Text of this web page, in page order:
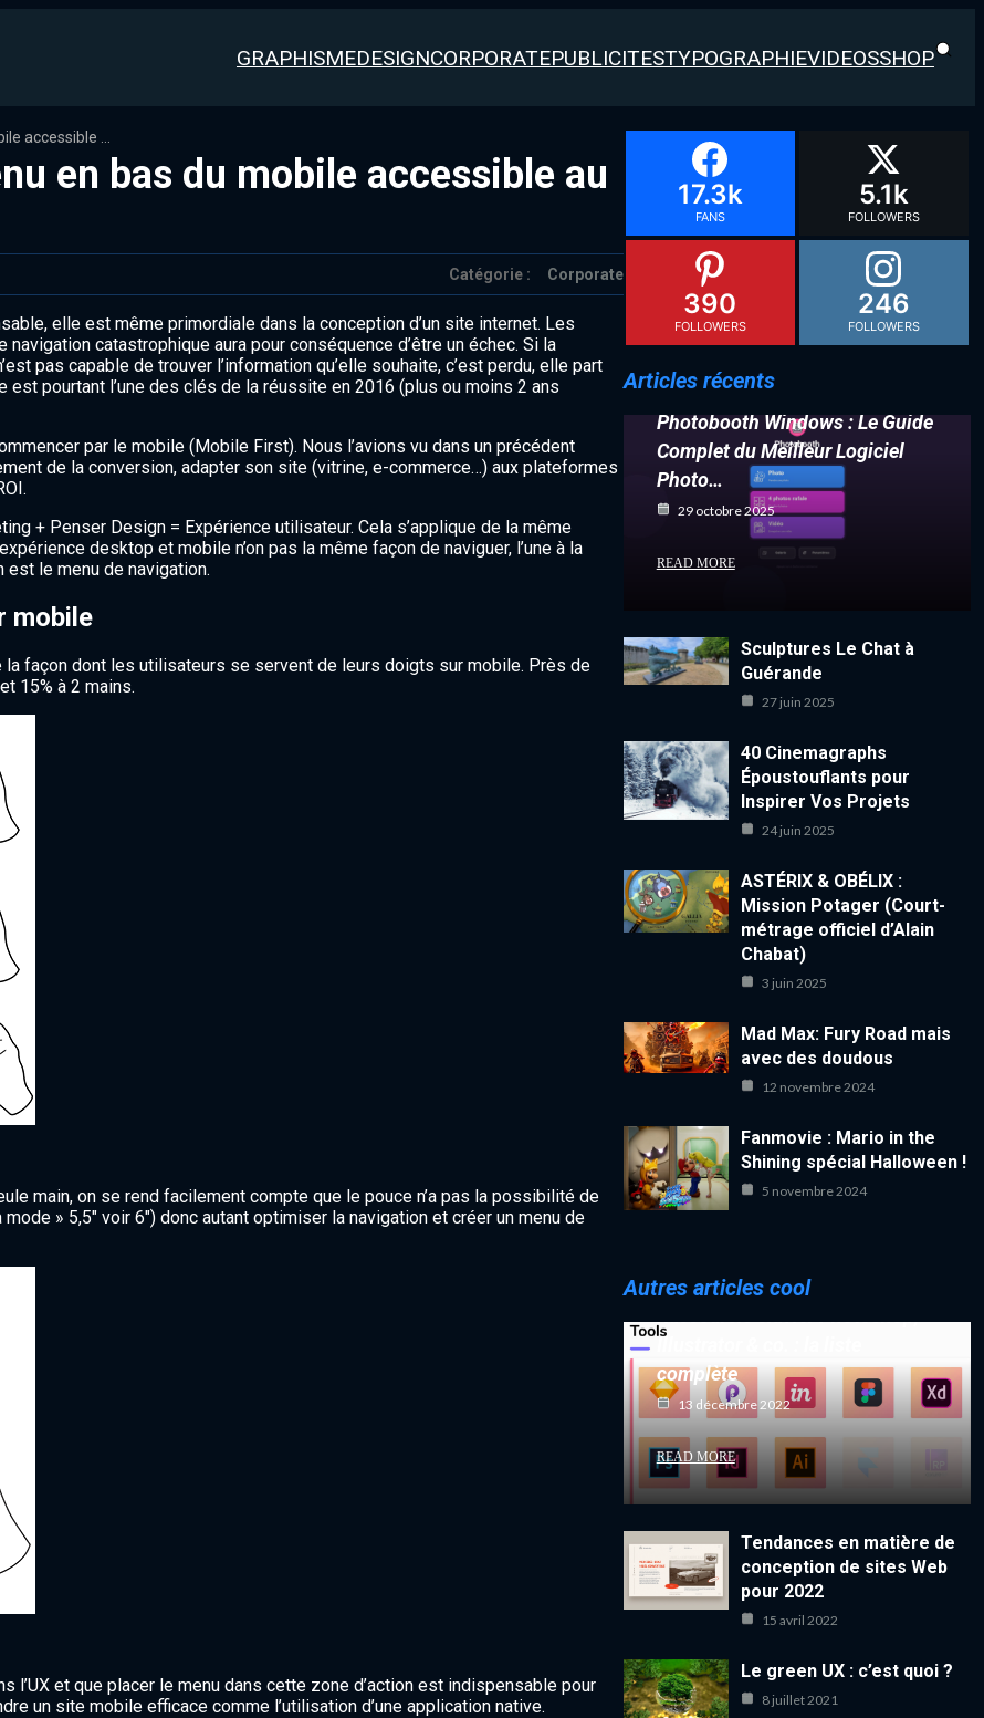
GRAPHISMEDESIGNCORPORATEPUBLICITESTYPOGRAPHIEVIDEOSSHOP
en bas du mobile accessible au
Catégorie : Corporate
elle est même primordiale dans la conception d’un site internet. Les
catastrophique aura pour conséquence d’être un échec. Si la
pas capable de trouver l’information qu’elle souhaite, c’est perdu, elle part
pourtant l’une des clés de la réussite en 2016 (plus ou moins 2 ans
par le mobile (Mobile First). Nous l’avions vu dans un précédent
de la conversion, adapter son site (vitrine, e-commerce…) aux plateformes
+ Penser Design = Expérience utilisateur. Cela s’applique de la même
desktop et mobile n’on pas la même façon de naviguer, l’une à la
est le menu de navigation.
mobile
la façon dont les utilisateurs se servent de leurs doigts sur mobile. Près de
15% à 2 mains.
main, on se rend facilement compte que le pouce n’a pas la possibilité de
» 5,5″ voir 6″) donc autant optimiser la navigation et créer un menu de
l’UX et que placer le menu dans cette zone d’action est indispensable pour
un site mobile efficace comme l’utilisation d’une application native.
17.3k
FANS
5.1k
FOLLOWERS
390
FOLLOWERS
246
FOLLOWERS
Articles récents
Photobooth Windows : Le Guide
Complet du Meilleur Logiciel
Photo…
29 octobre 2025
READ MORE
Sculptures Le Chat à
Guérande
27 juin 2025
40 Cinemagraphs
Époustouflants pour
Inspirer Vos Projets
24 juin 2025
ASTÉRIX & OBÉLIX :
Mission Potager (Court-
métrage officiel d’Alain
Chabat)
3 juin 2025
Mad Max: Fury Road mais
avec des doudous
12 novembre 2024
Fanmovie : Mario in the
Shining spécial Halloween !
5 novembre 2024
Autres articles cool
Illustrator & co. : la liste
complète
13 décembre 2022
READ MORE
Tendances en matière de
conception de sites Web
pour 2022
15 avril 2022
Le green UX : c’est quoi ?
8 juillet 2021